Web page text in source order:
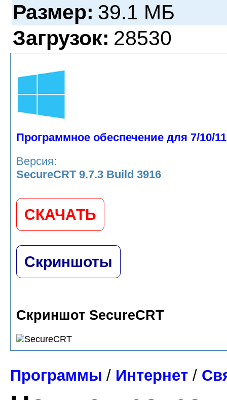
Размер: 39.1 МБ
Загрузок: 28530
Программное обеспечение для 7/10/11
Версия:
SecureCRT 9.7.3 Build 3916
СКАЧАТЬ
Скриншоты
Скриншот SecureCRT
Программы / Интернет /